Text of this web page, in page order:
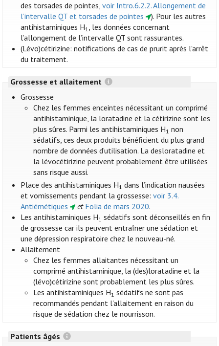
des torsades de pointes,voir Intro.6.2.2. Allongement de
l’intervalle QT et torsades de pointes
). Pour les autres
antihistaminiques H1, les données concernant
l’allongement de l’intervalle QT sont rassurantes.
(Lévo)cétirizine: notifications de cas de prurit après l'arrêt
du traitement.
Grossesse et allaitement
Grossesse
Chez les femmes enceintes nécessitant un comprimé
antihistaminique, la loratadine et la cétirizine sont les
plus sûres. Parmi les antihistaminiques H1 non
sédatifs, ces deux produits bénéficient du plus grand
nombre de données d’utilisation. La desloratadine et
la lévocétirizine peuvent probablement être utilisées
sans risque aussi.
Place des antihistaminiques H1 dans l’indication nausées
et vomissements pendant la grossesse:voir 3.4.
Antiémétiques
et Folia de mars 2020.
Les antihistaminiques H1 sédatifs sont déconseillés en fin
de grossesse car ils peuvent entraîner une sédation et
une dépression respiratoire chez le nouveau-né.
Allaitement
Chez les femmes allaitantes nécessitant un
comprimé antihistaminique, la (des)loratadine et la
(lévo)cétirizine sont probablement les plus sûres.
Les antihistaminiques H1 sédatifs ne sont pas
recommandés pendant l'allaitement en raison du
risque de sédation chez le nourrisson.
Patients âgés